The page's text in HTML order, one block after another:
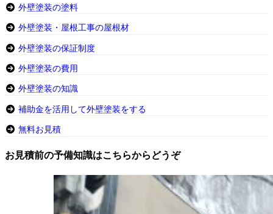
外壁塗装の塗料
外壁塗装・屋根工事の屋根材
外壁塗装の保証制度
外壁塗装の費用
外壁塗装の知識
補助金を活用して外壁塗装をする
無料お見積
お見積前の予備知識はこちらからどうぞ